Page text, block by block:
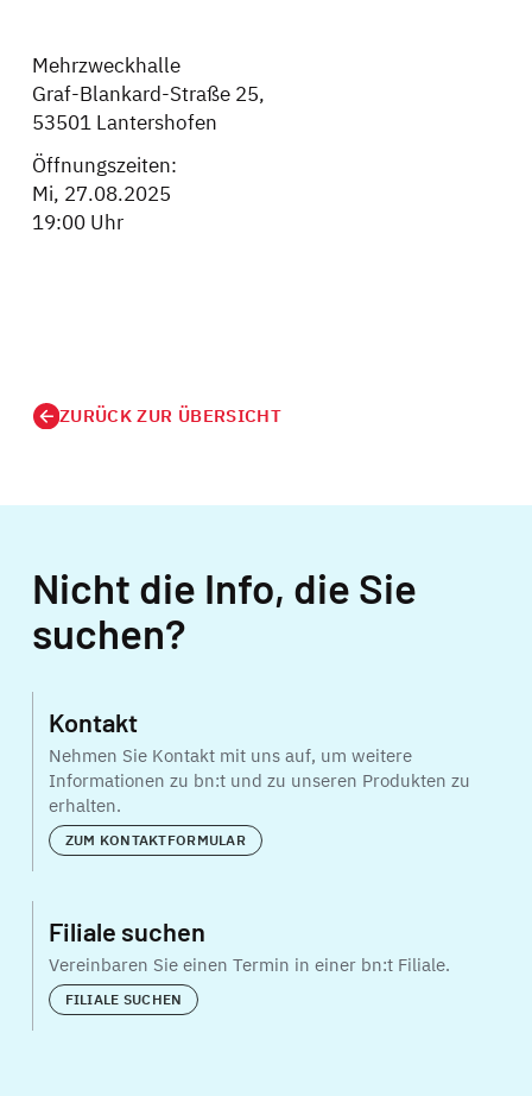
Mehrzweckhalle
Graf-Blankard-Straße 25,
53501 Lantershofen
Öffnungszeiten:
Mi, 27.08.2025
19:00 Uhr
ZURÜCK ZUR ÜBERSICHT
Nicht die Info, die Sie
suchen?
Kontakt
Nehmen Sie Kontakt mit uns auf, um weitere
Informationen zu bn:t und zu unseren Produkten zu
erhalten.
ZUM KONTAKTFORMULAR
Filiale suchen
Vereinbaren Sie einen Termin in einer bn:t Filiale.
FILIALE SUCHEN